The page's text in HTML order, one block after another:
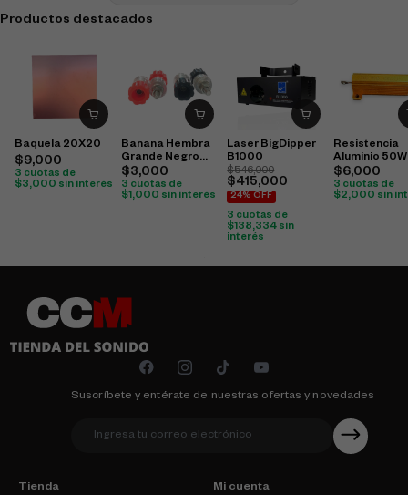
Productos destacados
Baquela 20X20
$9,000
3 cuotas de
$3,000 sin interés
Banana Hembra
Grande Negro
Rojo (Cobre)
$3,000
3 cuotas de
$1,000 sin interés
Laser BigDipper
B1000
$546,000
$415,000
24% OFF
3 cuotas de
$138,334 sin
interés
Resistencia
Aluminio
$6,000
3 cuotas de
$2,000 sin
Suscríbete y entérate de nuestras ofertas y novedades
Tienda
Mi cuenta